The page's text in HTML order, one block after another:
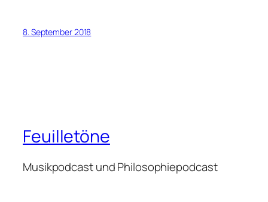
8. September 2018
Feuilletöne
Musikpodcast und Philosophiepodcast